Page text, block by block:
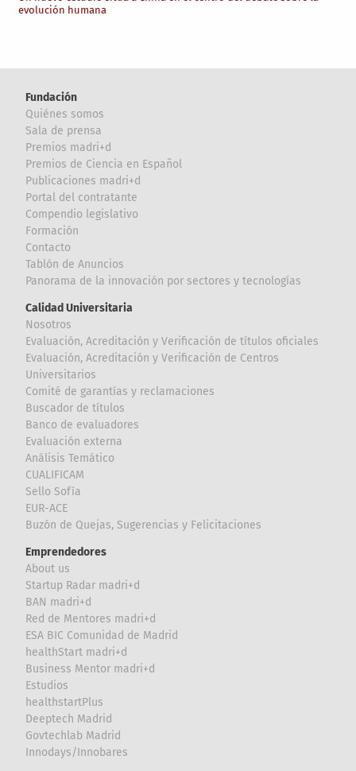
evolución humana
Fundación
Quiénes somos
Sala de prensa
Premios madri+d
Premios de Ciencia en Español
Publicaciones madri+d
Portal del contratante
Compendio legislativo
Formación
Contacto
Tablón de Anuncios
Panorama de la innovación por sectores y tecnologías
Calidad Universitaria
Nosotros
Evaluación, Acreditación y Verificación de títulos oficiales
Evaluación, Acreditación y Verificación de Centros
Universitarios
Comité de garantías y reclamaciones
Buscador de títulos
Banco de evaluadores
Evaluación externa
Análisis Temático
CUALIFICAM
Sello Sofía
EUR-ACE
Buzón de Quejas, Sugerencias y Felicitaciones
Emprendedores
About us
Startup Radar madri+d
BAN madri+d
Red de Mentores madri+d
ESA BIC Comunidad de Madrid
healthStart madri+d
Business Mentor madri+d
Estudios
healthstartPlus
Deeptech Madrid
Govtechlab Madrid
Innodays/Innobares